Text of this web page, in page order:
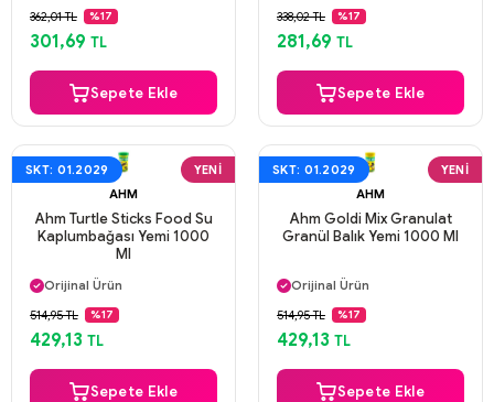
Güvenli Ödeme
Aynı Gün Kargo
362,01 TL %17
301,69 TL
Sepete Ekle
Güvenli Ödeme
Aynı Gün Kargo
338,02 TL %17
281,69 TL
Sepete Ekle
SKT: 01.2029
YENI
AHM
Ahm Turtle Sticks Food Su
Kaplumbağası Yemi 1000
Ml
Aynı Gün Kargo
Orijinal Ürün
Güvenli Ödeme
Aynı Gün Kargo
514,95 TL %17
429,13 TL
Sepete Ekle
SKT: 01.2029
YENI
AHM
Ahm Goldi Mix Granulat
Granül Balık Yemi 1000 Ml
Orijinal Ürün
Güvenli Ödeme
Aynı Gün Kargo
514,95 TL %17
429,13 TL
Sepete Ekle